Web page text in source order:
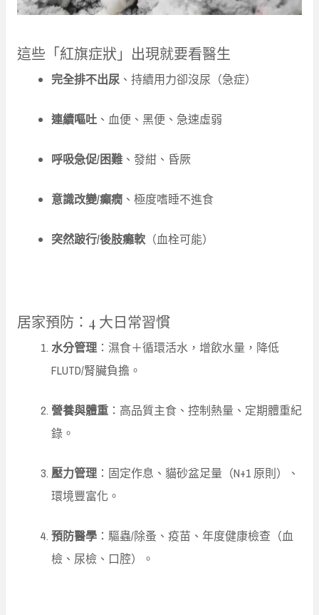
這些「紅旗症狀」出現就要看醫生
完全排不出尿 、持續用力卻沒尿（急症）
連續嘔吐 、血便、黑便、急速虛弱
呼吸急促/困難 、發紺、昏厥
意識改變/癲癇 、極度嗜睡不進食
突然跛行/後肢癱軟 （血栓可能）
居家預防：4 大日常習慣
水分管理 ：濕食＋循環活水，增飲水量，降低
FLUTD/腎臟負擔。
營養與體重 ：高品質主食、控制熱量、定期體重紀
錄。
壓力管理 ：固定作息、貓砂盆足量（N+1 原則）、
環境豐富化。
預防醫學 ：驅蟲/除蚤、疫苗、年度健康檢查（血
檢、尿檢、口腔）。